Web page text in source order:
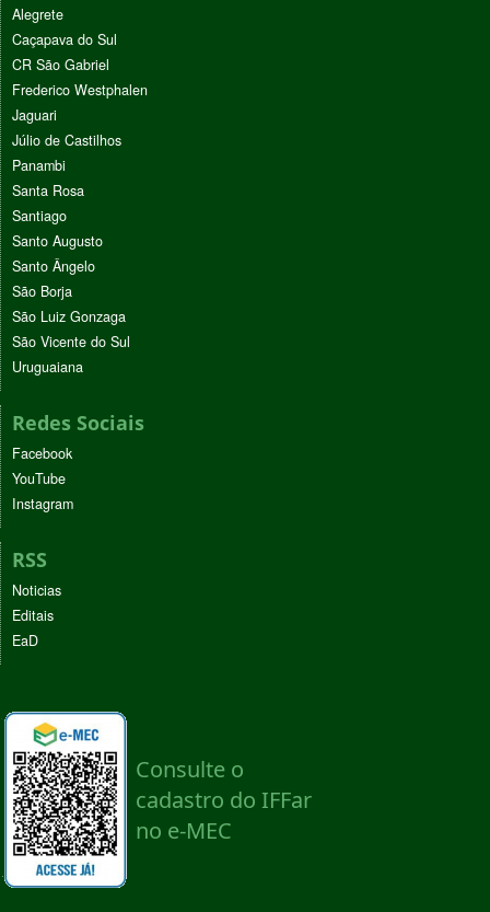
Alegrete
Caçapava do Sul
CR São Gabriel
Frederico Westphalen
Jaguari
Júlio de Castilhos
Panambi
Santa Rosa
Santiago
Santo Augusto
Santo Ângelo
São Borja
São Luiz Gonzaga
São Vicente do Sul
Uruguaiana
Redes Sociais
Facebook
YouTube
Instagram
RSS
Noticias
Editais
EaD